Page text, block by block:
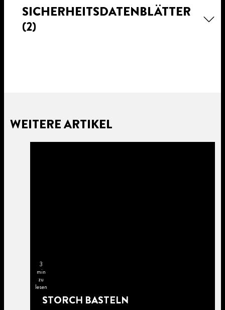
SICHERHEITSDATENBLÄTTER
(2)
WEITERE ARTIKEL
3
min
zu
lesen
STORCH BASTELN